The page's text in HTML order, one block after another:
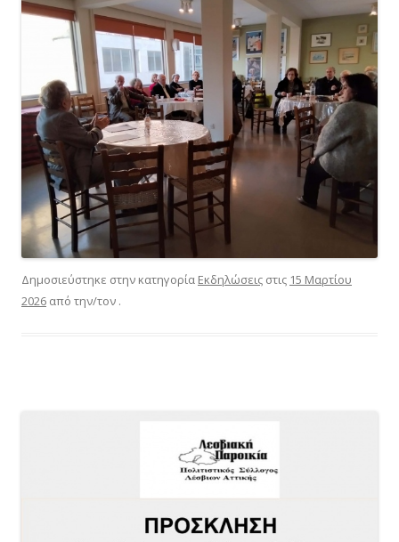
Δημοσιεύστηκε στην κατηγορία Εκδηλώσεις στις 15 Μαρτίου
2026 από την/τον .